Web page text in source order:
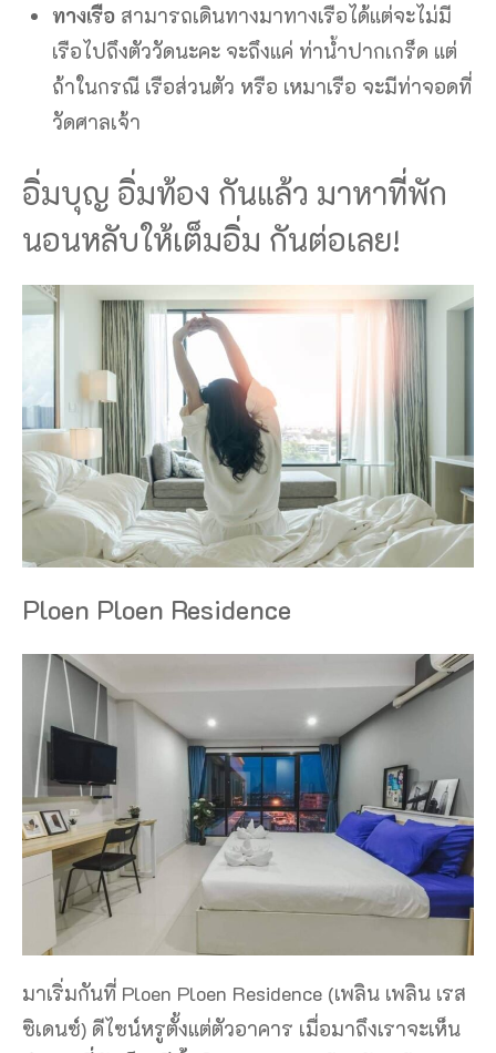
ทางเรือ สามารถเดินทางมาทางเรือได้แต่จะไม่มี
เรือไปถึงตัววัดนะคะ จะถึงแค่ ท่าน้ำปากเกร็ด แต่
ถ้าในกรณี เรือส่วนตัว หรือ เหมาเรือ จะมีท่าจอดที่
วัดศาลเจ้า
อิ่มบุญ อิ่มท้อง กันแล้ว มาหาที่พัก
นอนหลับให้เต็มอิ่ม กันต่อเลย!
Ploen Ploen Residence
มาเริ่มกันที่ Ploen Ploen Residence (เพลิน เพลิน เรส
ซิเดนซ์) ดีไซน์หรูตั้งแต่ตัวอาคาร เมื่อมาถึงเราจะเห็น